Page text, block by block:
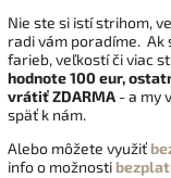
Nie ste si istí strihom,
radi vám poradíme. Ak
farieb, veľkostí či viac
hodnote 100 eur,
vrátiťZDARMA - a my
späť k nám.
Alebo môžete využiť
info o možnosti